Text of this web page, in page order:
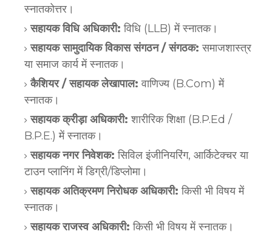
स्नातकोत्तर।
सहायक विधि अधिकारी: विधि (LLB) में स्नातक।
सहायक सामुदायिक विकास संगठन / संगठक: समाजशास्त्र
या समाज कार्य में स्नातक।
कैशियर / सहायक लेखापाल: वाणिज्य (B.Com) में
स्नातक।
सहायक क्रीड़ा अधिकारी: शारीरिक शिक्षा (B.P.Ed /
B.P.E.) में स्नातक।
सहायक नगर निवेशक: सिविल इंजीनियरिंग, आर्किटेक्चर या
टाउन प्लानिंग में डिग्री/डिप्लोमा।
सहायक अतिक्रमण निरोधक अधिकारी: किसी भी विषय में
स्नातक।
सहायक राजस्व अधिकारी: किसी भी विषय में स्नातक।